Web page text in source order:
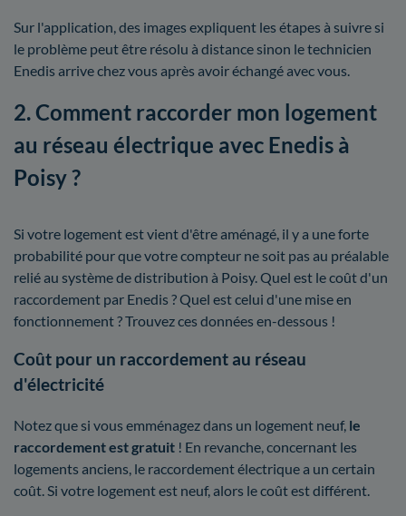
Sur l'application, des images expliquent les étapes à suivre si
le problème peut être résolu à distance sinon le technicien
Enedis arrive chez vous après avoir échangé avec vous.
2. Comment raccorder mon logement
au réseau électrique avec Enedis à
Poisy ?
Si votre logement est vient d'être aménagé, il y a une forte
probabilité pour que votre compteur ne soit pas au préalable
relié au système de distribution à Poisy. Quel est le coût d'un
raccordement par Enedis ? Quel est celui d'une mise en
fonctionnement ? Trouvez ces données en-dessous !
Coût pour un raccordement au réseau
d'électricité
Notez que si vous emménagez dans un logement neuf, le
raccordement est gratuit ! En revanche, concernant les
logements anciens, le raccordement électrique a un certain
coût. Si votre logement est neuf, alors le coût est différent.